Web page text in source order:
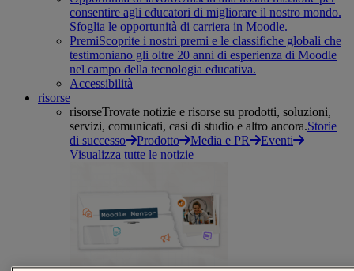
consentire agli educatori di migliorare il nostro mondo.
Sfoglia le opportunità di carriera in Moodle.
PremiScoprite i nostri premi e le classifiche globali che
testimoniano gli oltre 20 anni di esperienza di Moodle
nel campo della tecnologia educativa.
Accessibilità
risorse
risorseTrovate notizie e risorse su prodotti, soluzioni,
servizi, comunicati, casi di studio e altro ancora.Storie
di successo
Prodotto Media e PR
Eventi
Visualizza tutte le notizie